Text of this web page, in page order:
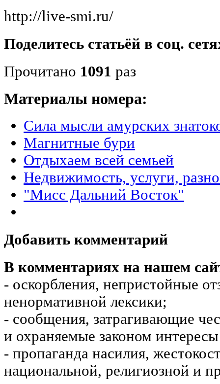
http://live-smi.ru/
Поделитесь статьёй в соц.
Прочитано 1091 раз
Материалы номера:
Сила мысли амурских
Магнитные бури
Отдыхаем всей семьей
Недвижимость, услуги,
"Мисс Дальний Восток"
Добавить комментарий
В комментариях на нашем
- оскорбления, непристойные
ненормативной лексики;
- сообщения, затрагивающие
и охраняемые законом
- пропаганда насилия,
национальной, религиозной и